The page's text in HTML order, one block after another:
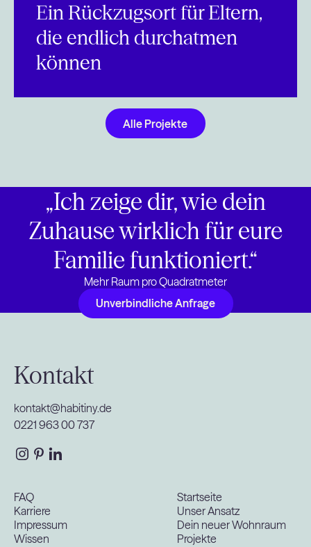
Ein Rückzugsort für Eltern,
die endlich durchatmen
können
Alle Projekte
Alle Projekte
„Ich zeige dir, wie dein
Zuhause wirklich für eure
Familie funktioniert.“
Mehr Raum pro Quadratmeter
Unverbindliche Anfrage
Unverbindliche Anfrage
Kontakt
kontakt@habitiny.de
0221 963 00 737
FAQ
Karriere
Impressum
Wissen
Startseite
Unser Ansatz
Dein neuer Wohnraum
Projekte